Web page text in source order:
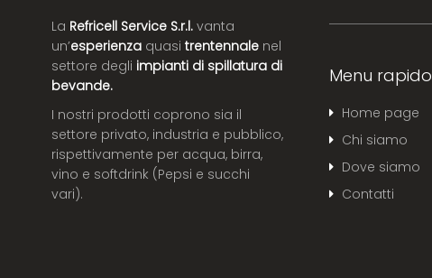
La Refricell Service S.r.l. vanta
un’esperienza quasi trentennale nel
settore degli impianti di spillatura di
bevande.
I nostri prodotti coprono sia il
settore privato, industria e pubblico,
rispettivamente per acqua, birra,
vino e softdrink (Pepsi e succhi
vari).
Menu rapido
Home page
Chi siamo
Dove siamo
Contatti